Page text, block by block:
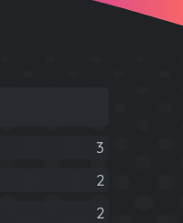
3
2
2